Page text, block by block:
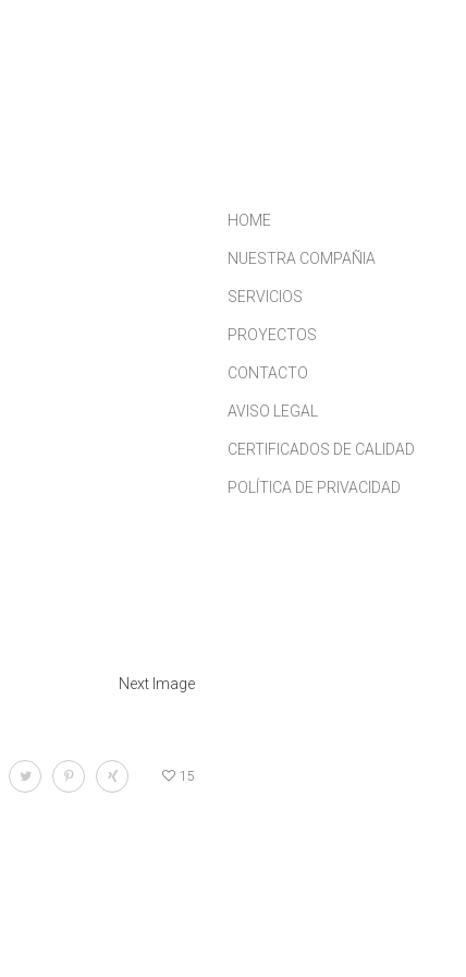
Next Image
15
HOME
NUESTRA COMPAÑIA
SERVICIOS
PROYECTOS
CONTACTO
AVISO LEGAL
CERTIFICADOS DE CALIDAD
POLÍTICA DE PRIVACIDAD